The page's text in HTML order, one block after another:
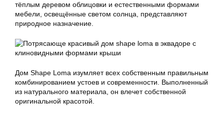
тёплым деревом облицовки и естественными формами
мебели, освещённые светом солнца, представляют
природное назначение.
Дом Shape Loma изумляет всех собственным правильным
комбинированием устоев и современности. Выполненный
из натурального материала, он влечет собственной
оригинальной красотой.